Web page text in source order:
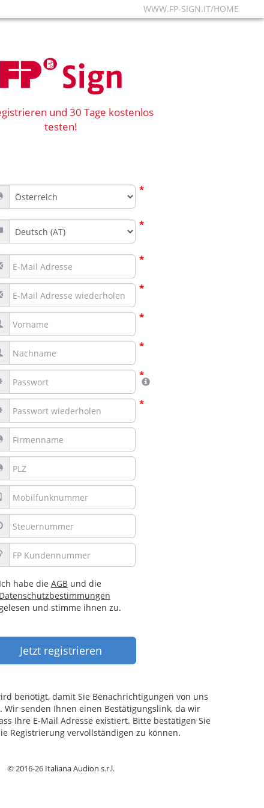
WWW.FP-SIGN.IT/HOME
und 30 Tage kostenlos
testen!
*
*
*
*
*
*
*
*
Ich habe die AGBund die
Datenschutzbestimmungen
und stimme ihnen zu.
benötigt, damit Sie Benachrichtigungen von uns
Wir senden Ihnen einen Bestätigungslink, da wir
Ihre E-Mail Adresse existiert. Bitte bestätigen Sie
Registrierung vervollständigen zu können.
© 2016-26 Italiana Audion s.r.l.